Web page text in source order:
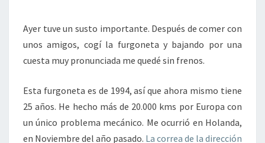
Ayer tuve un susto importante. Después de comer con
unos amigos, cogí la furgoneta y bajando por una
cuesta muy pronunciada me quedé sin frenos.
Esta furgoneta es de 1994, así que ahora mismo tiene
25 años. He hecho más de 20.000 kms por Europa con
un único problema mecánico. Me ocurrió en Holanda,
en Noviembre del año pasado. La correa de la dirección